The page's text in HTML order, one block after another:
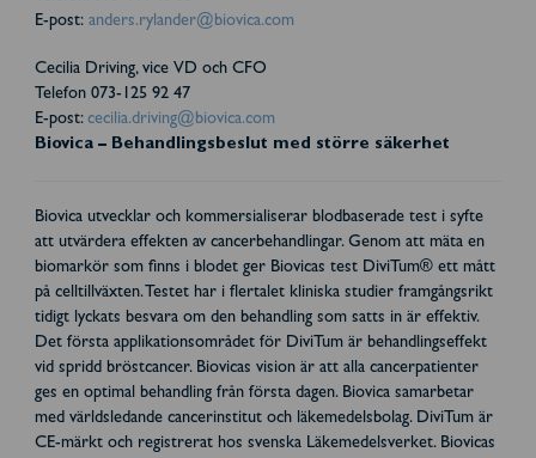
E-post: anders.rylander@biovica.com
Cecilia Driving, vice VD och CFO
Telefon 073-125 92 47
E-post: cecilia.driving@biovica.com
Biovica – Behandlingsbeslut med större säkerhet
Biovica utvecklar och kommersialiserar blodbaserade test i syfte
att utvärdera effekten av cancerbehandlingar. Genom att mäta en
biomarkör som finns i blodet ger Biovicas test DiviTum® ett mått
på celltillväxten. Testet har i flertalet kliniska studier framgångsrikt
tidigt lyckats besvara om den behandling som satts in är effektiv.
Det första applikationsområdet för DiviTum är behandlingseffekt
vid spridd bröstcancer. Biovicas vision är att alla cancerpatienter
ges en optimal behandling från första dagen. Biovica samarbetar
med världsledande cancerinstitut och läkemedelsbolag. DiviTum är
CE-märkt och registrerat hos svenska Läkemedelsverket. Biovicas